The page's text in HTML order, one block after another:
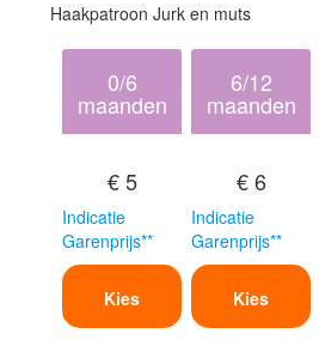
Haakpatroon Jurk en muts
0/6
maanden
€ 5
Indicatie
Garenprijs**
Kies
6/12
maanden
€ 6
Indicatie
Garenprijs**
Kies